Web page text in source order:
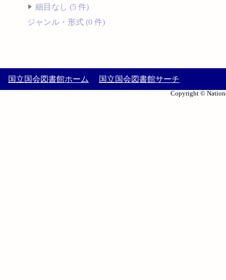
細目なし (5 件)
ジャンル・形式 (0 件)
国立国会図書館ホーム 国立国会図書館サーチ
Copyright ©